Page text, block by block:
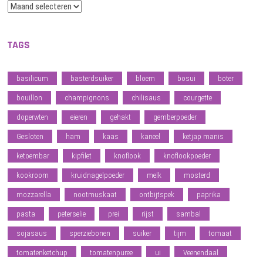
Archief
TAGS
basilicum basterdsuiker bloem bosui boter
bouillon champignons chilisaus courgette
doperwten eieren gehakt gemberpoeder
Gesloten ham kaas kaneel ketjap manis
ketoembar kipfilet knoflook knoflookpoeder
kookroom kruidnagelpoeder melk mosterd
mozzarella nootmuskaat ontbijtspek paprika
pasta peterselie prei rijst sambal
sojasaus sperziebonen suiker tijm tomaat
tomatenketchup tomatenpuree ui Veenendaal